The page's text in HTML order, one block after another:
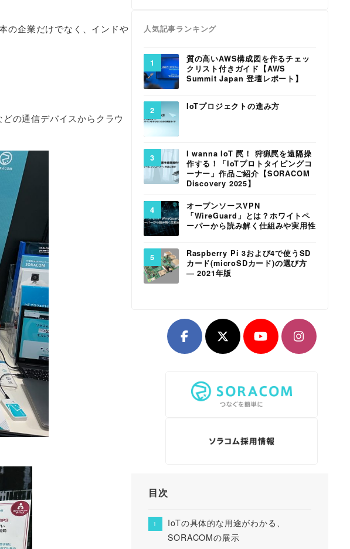
の企業だけでなく、インドや
の通信デバイスからクラウ
人気記事ランキング
質の高いAWS構成図を作るチェッ
クリスト付きガイド【AWS
Summit Japan 登壇レポート】
IoTプロジェクトの進み方
I wanna IoT 罠！ 狩猟罠を遠隔操
作する！「IoTプロトタイピングコ
ーナー」作品ご紹介【SORACOM
Discovery 2025】
オープンソースVPN
「WireGuard」とは？ホワイトペ
ーパーから読み解く仕組みや実用性
Raspberry Pi 3および4で使うSD
カード(microSDカード)の選び方
― 2021年版
目次
IoTの具体的な用途がわかる、
SORACOMの展示